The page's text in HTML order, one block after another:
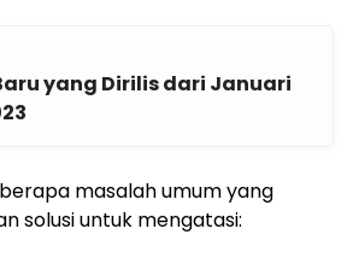
yang Dirilis dari Januari
masalah umum yang
solusi untuk mengatasi: